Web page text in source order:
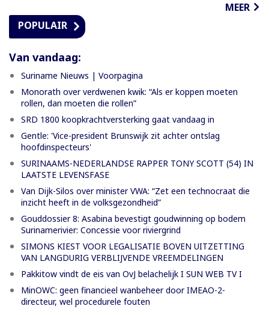
MEER
POPULAIR
Van vandaag:
Suriname Nieuws | Voorpagina
Monorath over verdwenen kwik: “Als er koppen moeten
rollen, dan moeten die rollen”
SRD 1800 koopkrachtversterking gaat vandaag in
Gentle: 'Vice-president Brunswijk zit achter ontslag
hoofdinspecteurs'
SURINAAMS-NEDERLANDSE RAPPER TONY SCOTT (54) IN
LAATSTE LEVENSFASE
Van Dijk-Silos over minister VWA: “Zet een technocraat die
inzicht heeft in de volksgezondheid”
Gouddossier 8: Asabina bevestigt goudwinning op bodem
Surinamerivier: Concessie voor riviergrind
SIMONS KIEST VOOR LEGALISATIE BOVEN UITZETTING
VAN LANGDURIG VERBLIJVENDE VREEMDELINGEN
Pakkitow vindt de eis van OvJ belachelijk I SUN WEB TV I
MinOWC: geen financieel wanbeheer door IMEAO-2-
directeur, wel procedurele fouten